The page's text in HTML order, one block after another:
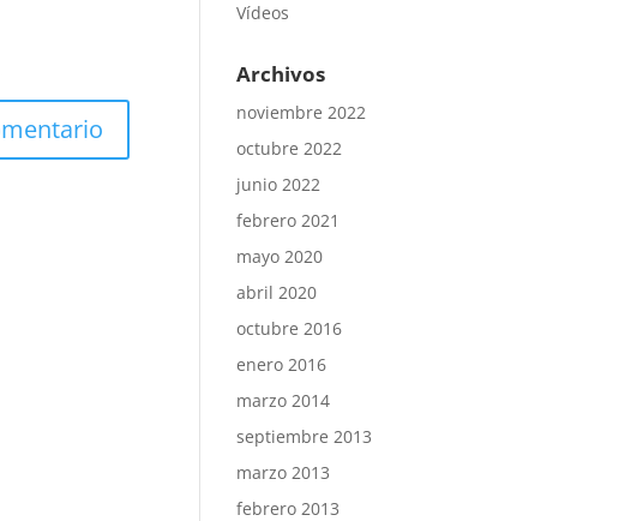
Vídeos
Archivos
noviembre 2022
octubre 2022
junio 2022
febrero 2021
mayo 2020
abril 2020
octubre 2016
enero 2016
marzo 2014
septiembre 2013
marzo 2013
febrero 2013